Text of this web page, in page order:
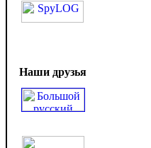
Наши друзья